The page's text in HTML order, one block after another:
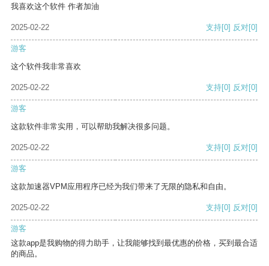
我喜欢这个软件 作者加油
2025-02-22 支持[0] 反对[0]
游客
这个软件我非常喜欢
2025-02-22 支持[0] 反对[0]
游客
这款软件非常实用，可以帮助我解决很多问题。
2025-02-22 支持[0] 反对[0]
游客
这款加速器VPM应用程序已经为我们带来了无限的隐私和自由。
2025-02-22 支持[0] 反对[0]
游客
这款app是我购物的得力助手，让我能够找到最优惠的价格，买到最合适
的商品。